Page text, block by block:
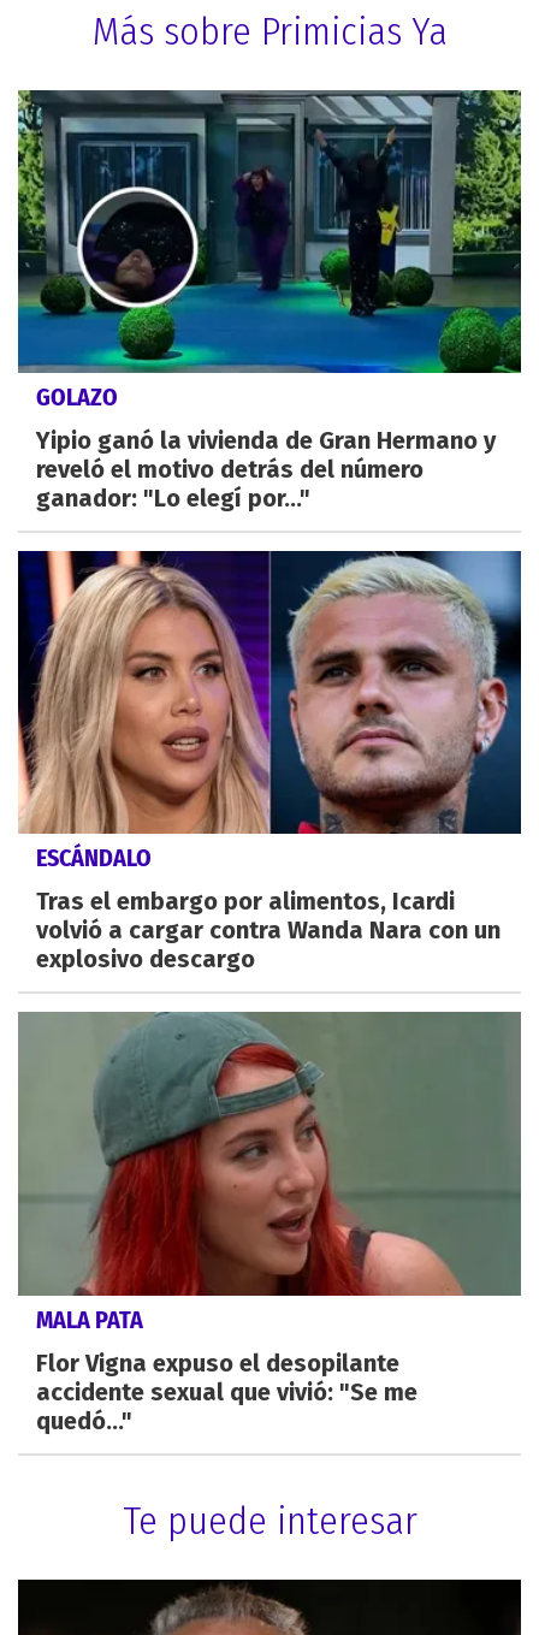
Más sobre Primicias Ya
GOLAZO
Yipio ganó la vivienda de Gran Hermano y
reveló el motivo detrás del número
ganador: "Lo elegí por..."
ESCÁNDALO
Tras el embargo por alimentos, Icardi
volvió a cargar contra Wanda Nara con un
explosivo descargo
MALA PATA
Flor Vigna expuso el desopilante
accidente sexual que vivió: "Se me
quedó..."
Te puede interesar